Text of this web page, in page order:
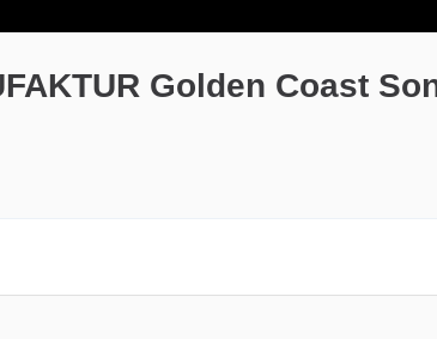
Golden Coast